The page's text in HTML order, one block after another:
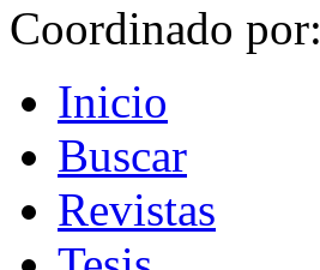
Coordinado por:
Inicio
Buscar
Revistas